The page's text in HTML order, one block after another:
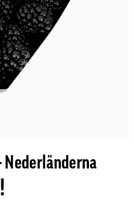
Nederländerna